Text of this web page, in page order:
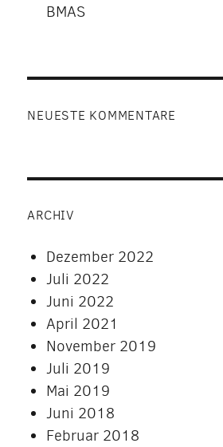
BMAS
NEUESTE KOMMENTARE
ARCHIV
Dezember 2022
Juli 2022
Juni 2022
April 2021
November 2019
Juli 2019
Mai 2019
Juni 2018
Februar 2018